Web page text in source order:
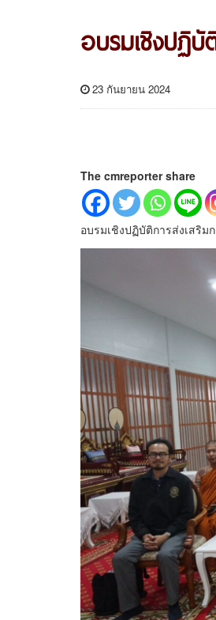
อบรมเชิงปฏิ
23 กันยายน 2024
The cmreporter share
อบรมเชิงปฏิบัติการส่งเสริ